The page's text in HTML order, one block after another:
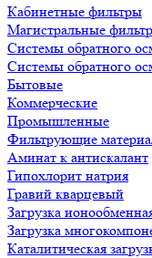
Кабинетные фильтры
Магистральные
Системы обратного
Системы обратного
Бытовые
Коммерческие
Промышленные
Фильтрующие
Аминат к антискалант
Гипохлорит натрия
Гравий кварцевый
Загрузка
Загрузка
Каталитическая